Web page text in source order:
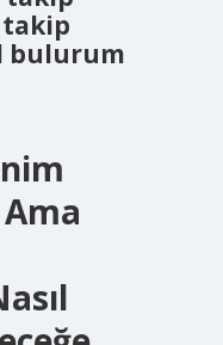
bulurum